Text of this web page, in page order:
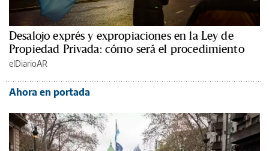
Desalojo exprés y expropiaciones en la Ley de
Propiedad Privada: cómo será el procedimiento
elDiarioAR
Ahora en portada